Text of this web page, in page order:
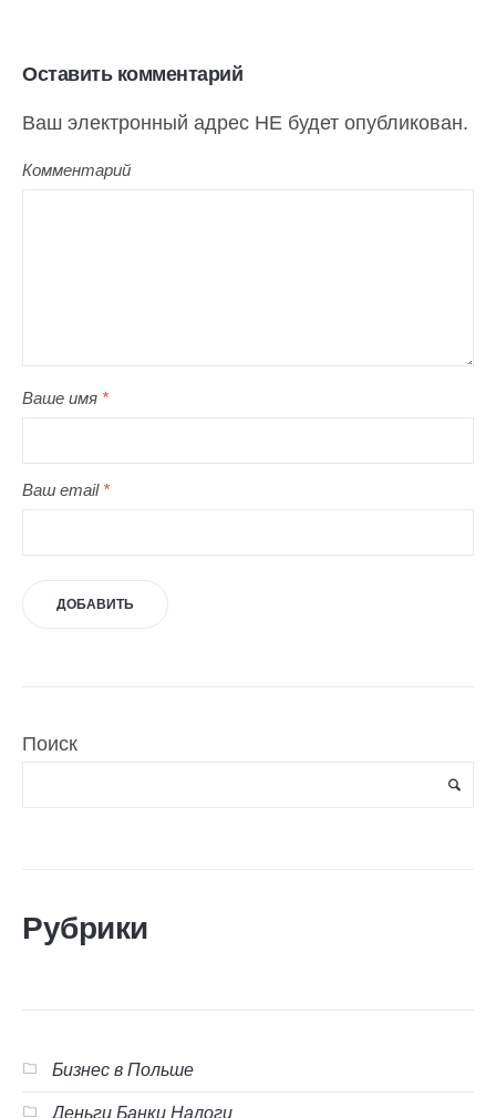
Оставить комментарий
Ваш электронный адрес НЕ будет опубликован.
Комментарий
Ваше имя *
Ваш email *
Поиск
Рубрики
Бизнес в Польше
Деньги Банки Налоги